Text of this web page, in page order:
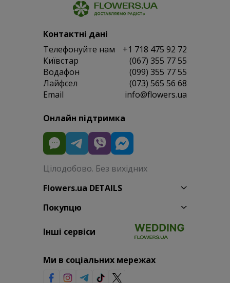
Контактні дані
Телефонуйте нам
+1 718 475 92 72
Київстар
(067) 355 77 55
Водафон
(099) 355 77 55
Лайфсел
(073) 565 56 68
Email
info@flowers.ua
Онлайн підтримка
Цілодобово. Без вихідних
Flowers.ua DETAILS
Покупцю
Інші сервіси
Ми в соціальних мережах